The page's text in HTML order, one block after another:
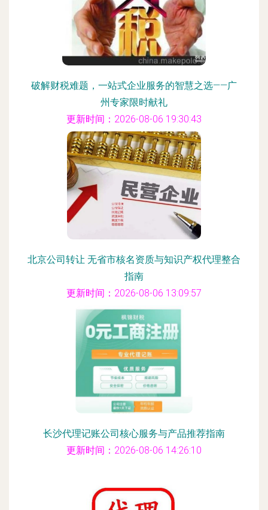
破解财税难题，一站式企业服务的智慧之选——广
州专家限时献礼
更新时间：2026-08-06 19:30:43
北京公司转让 无省市核名资质与知识产权代理整合
指南
更新时间：2026-08-06 13:09:57
长沙代理记账公司核心服务与产品推荐指南
更新时间：2026-08-06 14:26:10